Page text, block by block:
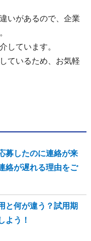
いがあるので、企業
しています。
ているため、お気軽
募したのに連絡が来
絡が遅れる理由をご
と何が違う？試用期
よう！